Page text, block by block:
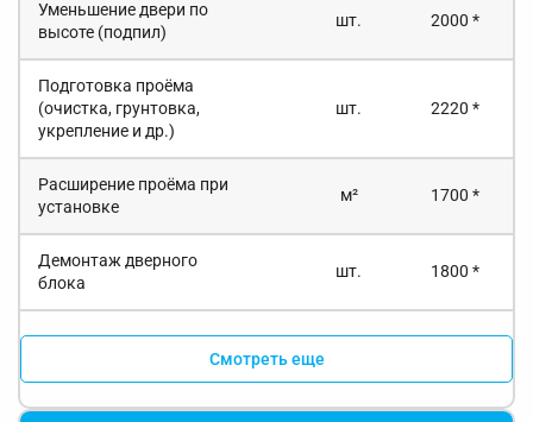
Уменьшение двери по
высоте (подпил)
шт. 2000 *
Подготовка проёма
(очистка, грунтовка,
укрепление и др.)
шт. 2220 *
Расширение проёма при
установке
м² 1700 *
Демонтаж дверного
блока
шт. 1800 *
Смотреть еще